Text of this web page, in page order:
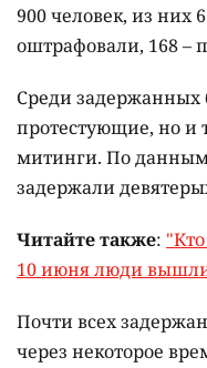
900 человек, из них
оштрафовали, 168 –
Среди задержанных
протестующие, но и
митинги. По
задержали
Читайте также:
10 июня люди
Почти всех
через некоторое